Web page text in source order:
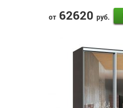
от 62620 руб.